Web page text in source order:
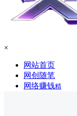
×
网站首页
网创随笔
网络赚钱精